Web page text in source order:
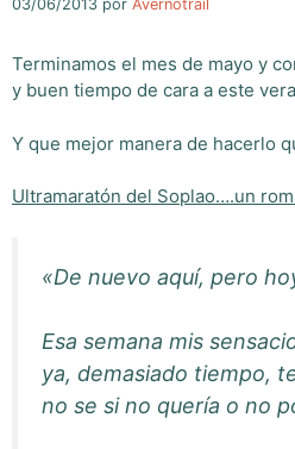
03/06/2013 por Avernotrail
Terminamos el mes de mayo y
y buen tiempo de cara a este
Y que mejor manera de hacerlo
Ultramaratón del Soplao….un
«De nuevo aquí, pero
Esa semana mis
ya, demasiado tiempo,
no se si no quería o no